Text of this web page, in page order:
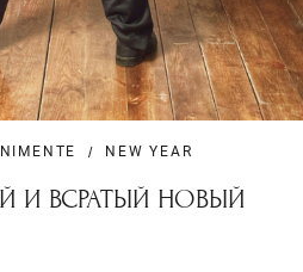
NEW YEAR
И ВСРАТЫЙ НОВЫЙ